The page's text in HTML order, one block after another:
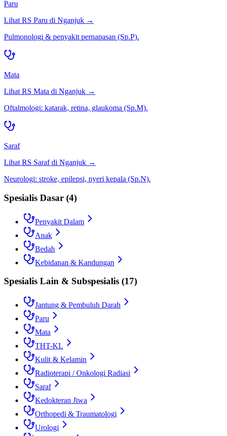
Paru
Lihat RS Paru di Nganjuk →
Pulmonologi & penyakit pernapasan (Sp.P).
Mata
Lihat RS Mata di Nganjuk →
Oftalmologi: katarak, retina, glaukoma (Sp.M).
Saraf
Lihat RS Sarafdi Nganjuk →
Neurologi: stroke, epilepsi, nyeri kepala (Sp.N).
Spesialis Dasar (4)
Penyakit Dalam
Anak
Bedah
Kebidanan & Kandungan
Spesialis Lain & Subspesialis (17)
Jantung & Pembuluh Darah
Paru
Mata
THT-KL
Kulit & Kelamin
Radioterapi / Onkologi Radiasi
Saraf
Kedokteran Jiwa
Orthopedi & Traumatologi
Urologi